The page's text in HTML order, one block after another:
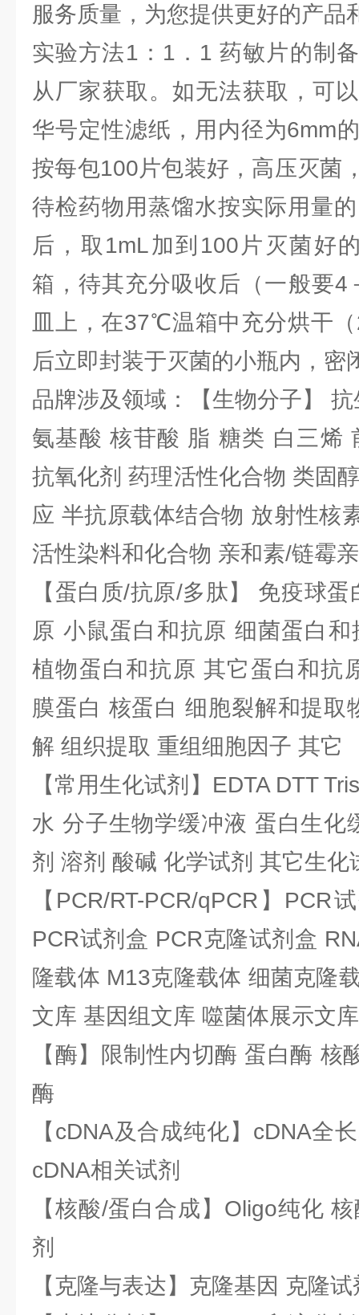
服务质量，为您提供更好的产品
实验方法1：1．1 药敏片的制
从厂家获取。如无法获取，可
华号定性滤纸，用内径为6mm
按每包100片包装好，高压灭菌
待检药物用蒸馏水按实际用量
后，取1mL加到100片灭菌好
箱，待其充分吸收后（一般要4
皿上，在37℃温箱中充分烘干
后立即封装于灭菌的小瓶内，密
品牌涉及领域：【生物分子】
氨基酸 核苷酸 脂 糖类 白三烯
抗氧化剂 药理活性化合物 类固
应 半抗原载体结合物 放射性核
活性染料和化合物 亲和素/链霉
【蛋白质/抗原/多肽】 免疫球
原 小鼠蛋白和抗原 细菌蛋白
植物蛋白和抗原 其它蛋白和抗
膜蛋白 核蛋白 细胞裂解和提取
解 组织提取 重组细胞因子 其它
【常用生化试剂】EDTA DTT
水 分子生物学缓冲液 蛋白生化
剂 溶剂 酸碱 化学试剂 其它生化
【PCR/RT-PCR/qPCR】PCR
PCR试剂盒 PCR克隆试剂盒
隆载体 M13克隆载体 细菌克隆
文库 基因组文库 噬菌体展示文库
【酶】限制性内切酶 蛋白酶 核
酶
【cDNA及合成纯化】cDNA全
cDNA相关试剂
【核酸/蛋白合成】Oligo纯化
剂
【克隆与表达】克隆基因 克隆